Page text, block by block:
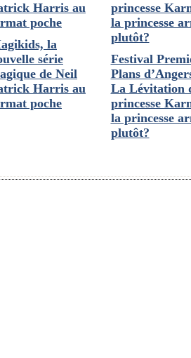
la
série
de Neil
Harris au
poche
Festival
Plans
La Lévitation
princesse
la princesse
plutôt?